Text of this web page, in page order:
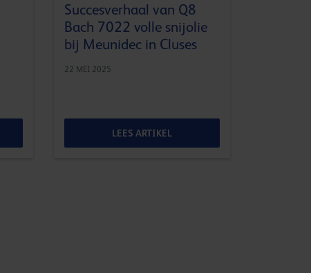
Succesverhaal van Q8
Bach 7022 volle snijolie
bij Meunidec in Cluses
22 MEI 2025
LEES ARTIKEL